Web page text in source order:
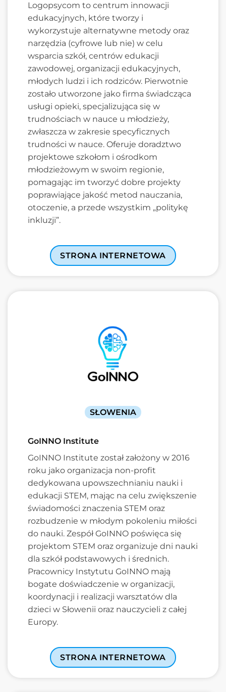
Logopsycom to centrum innowacji
edukacyjnych, które tworzy i
wykorzystuje alternatywne metody oraz
narzędzia (cyfrowe lub nie) w celu
wsparcia szkół, centrów edukacji
zawodowej, organizacji edukacyjnych,
młodych ludzi i ich rodziców. Pierwotnie
zostało utworzone jako firma świadcząca
usługi opieki, specjalizująca się w
trudnościach w nauce u młodzieży,
zwłaszcza w zakresie specyficznych
trudności w nauce. Oferuje doradztwo
projektowe szkołom i ośrodkom
młodzieżowym w swoim regionie,
pomagając im tworzyć dobre projekty
poprawiające jakość metod nauczania,
otoczenie, a przede wszystkim „politykę
inkluzji”.
STRONA INTERNETOWA
SŁOWENIA
GoINNO Institute
GoINNO Institute został założony w 2016
roku jako organizacja non-profit
dedykowana upowszechnianiu nauki i
edukacji STEM, mając na celu zwiększenie
świadomości znaczenia STEM oraz
rozbudzenie w młodym pokoleniu miłości
do nauki. Zespół GoINNO poświęca się
projektom STEM oraz organizuje dni nauki
dla szkół podstawowych i średnich.
Pracownicy Instytutu GoINNO mają
bogate doświadczenie w organizacji,
koordynacji i realizacji warsztatów dla
dzieci w Słowenii oraz nauczycieli z całej
Europy.
STRONA INTERNETOWA